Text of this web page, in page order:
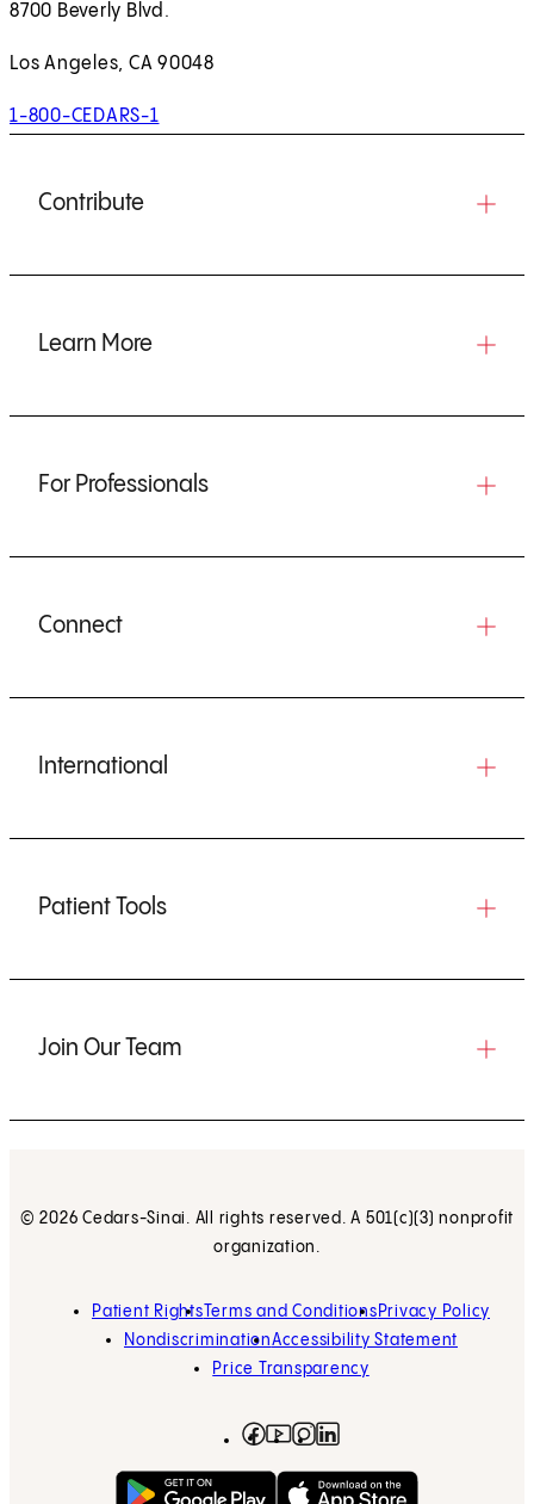
8700 Beverly Blvd.
Los Angeles, CA 90048
1-800-CEDARS-1
Contribute
Learn More
For Professionals
Connect
International
Patient Tools
Join Our Team
© 2026 Cedars-Sinai. All rights reserved. A 501(c)(3) nonprofit
organization.
Patient Rights Terms and Conditions Privacy Policy
NondiscriminationAccessibility Statement
Price Transparency
Facebook
(opens in new tab)
YouTube
(opens in new tab)
Instagram
(opens in new tab)
Get on Google Play
(opens in new tab)Download on the App
(opens in new tab)